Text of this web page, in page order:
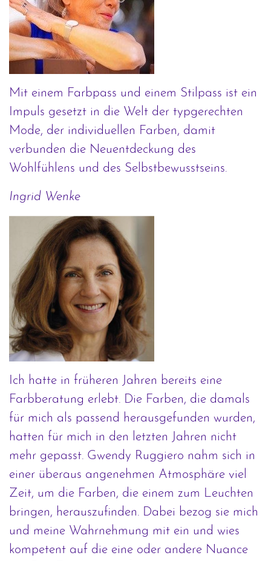
Mit einem Farbpass und einem Stilpass ist ein
Impuls gesetzt in die Welt der typgerechten
Mode, der individuellen Farben, damit
verbunden die Neuentdeckung des
Wohlfühlens und des Selbstbewusstseins.
Ingrid Wenke
Ich hatte in früheren Jahren bereits eine
Farbberatung erlebt. Die Farben, die damals
für mich als passend herausgefunden wurden,
hatten für mich in den letzten Jahren nicht
mehr gepasst. Gwendy Ruggiero nahm sich in
einer überaus angenehmen Atmosphäre viel
Zeit, um die Farben, die einem zum Leuchten
bringen, herauszufinden. Dabei bezog sie mich
und meine Wahrnehmung mit ein und wies
kompetent auf die eine oder andere Nuance